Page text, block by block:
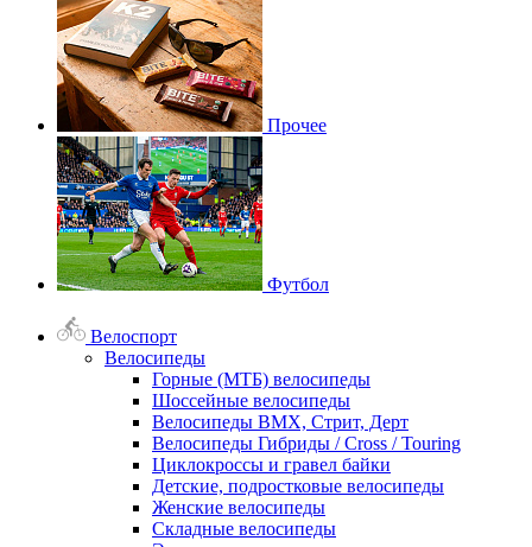
Прочее
Футбол
Велоспорт
Велосипеды
Горные (МТБ) велосипеды
Шоссейные велосипеды
Велосипеды BMX, Стрит, Дерт
Велосипеды Гибриды / Cross / Touring
Циклокроссы и гравел байки
Детские, подростковые велосипеды
Женские велосипеды
Складные велосипеды